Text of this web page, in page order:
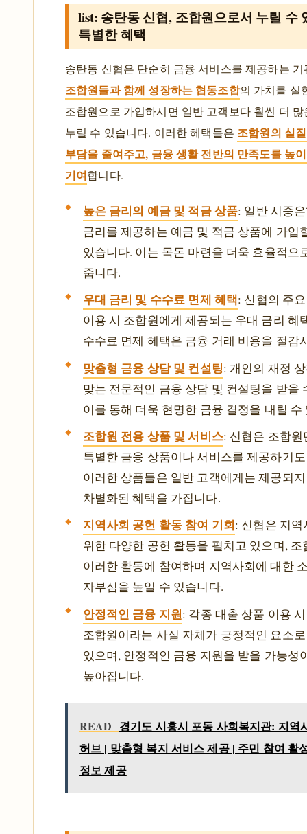
list: 송탄동 신협, 조합원으로서 누릴 수
특별한 혜택
송탄동 신협은 단순히 금융 서비스를 제공하는
조합원들과 함께 성장하는 협동조합의 가치를 실
조합원으로 가입하시면 일반 고객보다 훨씬 더
누릴 수 있습니다. 이러한 혜택들은 조합원의 실
부담을 줄여주고, 금융 생활 전반의 만족도를 높
기여합니다.
높은 금리의 예금 및 적금 상품: 일반 시중
금리를 제공하는 예금 및 적금 상품에 가입
있습니다. 이는 목돈 마련을 더욱 효율적으
줍니다.
우대 금리 및 수수료 면제 혜택: 신협의 주
이용 시 조합원에게 제공되는 우대 금리 혜
수수료 면제 혜택은 금융 거래 비용을 절감
맞춤형 금융 상담 및 컨설팅: 개인의 재정
맞는 전문적인 금융 상담 및 컨설팅을 받을
이를 통해 더욱 현명한 금융 결정을 내릴 수
조합원 전용 상품 및 서비스: 신협은 조합원
특별한 금융 상품이나 서비스를 제공하기
이러한 상품들은 일반 고객에게는 제공되
차별화된 혜택을 가집니다.
지역사회 공헌 활동 참여 기회: 신협은 지
위한 다양한 공헌 활동을 펼치고 있으며, 조
이러한 활동에 참여하며 지역사회에 대한
자부심을 높일 수 있습니다.
안정적인 금융 지원: 각종 대출 상품 이용 시
조합원이라는 사실 자체가 긍정적인 요소
있으며, 안정적인 금융 지원을 받을 가능성
높아집니다.
READ 경기도 시흥시 포동 사회복지관: 지역
허브 | 맞춤형 복지 서비스 제공 | 주민 참여 활
정보 제공